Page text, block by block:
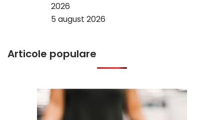
2026
5 august 2026
Articole populare